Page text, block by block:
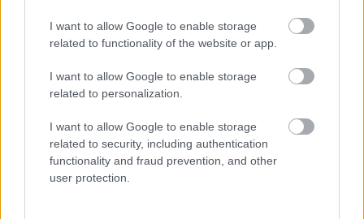
I want to allow Google to enable storage
related to functionality of the website or app.
I want to allow Google to enable storage
related to personalization.
I want to allow Google to enable storage
related to security, including authentication
functionality and fraud prevention, and other
user protection.